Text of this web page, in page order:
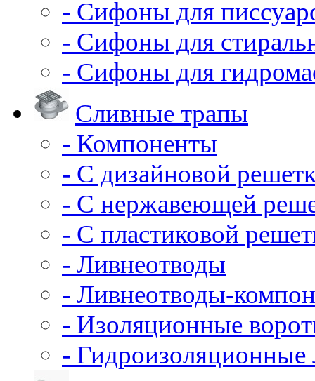
- Сифоны для
- Сифоны для
- Сифоны для
Сливные трапы
- Компоненты
- С дизайновой
- С нержавеющей
- С пластиковой
- Ливнеотводы
- Ливнеотводы-
- Изоляционные
- Гидроизоляционные